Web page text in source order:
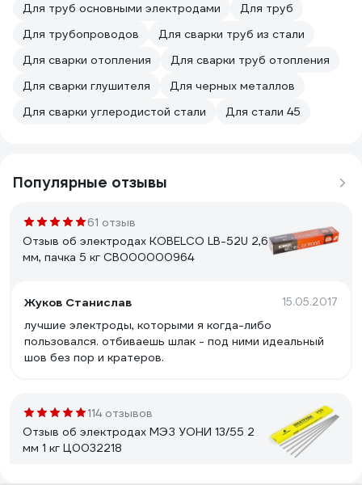
Для труб основными электродами
Для труб
Для трубопроводов
Для сварки труб из стали
Для сварки отопления
Для сварки труб отопления
Для сварки глушителя
Для черных металлов
Для сварки углеродистой стали
Для стали 45
Популярные отзывы
61 отзыв
Отзыв об электродах KOBELCO LB-52U 2,6
мм, пачка 5 кг СВ000000964
Жуков Станислав 15.05.2017
лучшие электроды, которыми я когда-либо
пользовался. отбиваешь шлак - под ними идеальный
шов без пор и кратеров.
114 отзывов
Отзыв об электродах МЭЗ УОНИ 13/55 2
мм 1 кг Ц0032218